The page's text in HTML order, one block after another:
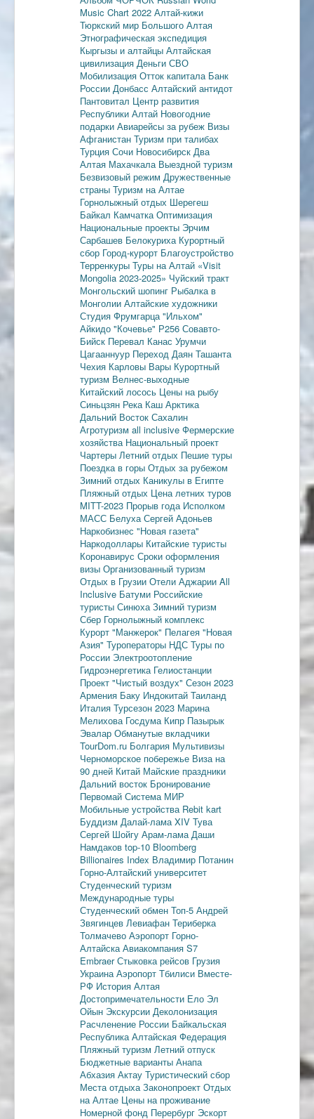
Music Chart 2022 Алтай-кижи
Тюркский мир Большого Алтая
Этнографическая экспедиция
Кыргызы и алтайцы Алтайская
цивилизация Деньги СВО
Мобилизация Отток капитала Банк
России Донбасс Алтайский антидот
Пантовитал Центр развития
Республики Алтай Новогодние
подарки Авиарейсы за рубеж Визы
Афганистан Туризм при талибах
Турция Сочи Новосибирск Два
Алтая Махачкала Выездной туризм
Безвизовый режим Дружественные
страны Туризм на Алтае
Горнолыжный отдых Шерегеш
Байкал Камчатка Оптимизация
Национальные проекты Эрчим
Сарбашев Белокуриха Курортный
сбор Город-курорт Благоустройство
Терренкуры Туры на Алтай «Visit
Mongolia 2023-2025» Чуйский тракт
Монгольский шопинг Рыбалка в
Монголии Алтайские художники
Студия Фрумгарца "Ильхом"
Айкидо "Кочевье" Р256 Совавто-
Бийск Перевал Канас Урумчи
Цагааннуур Переход Даян Ташанта
Чехия Карловы Вары Курортный
туризм Велнес-выходные
Китайский лосось Цены на рыбу
Синьцзян Река Каш Арктика
Дальний Восток Сахалин
Агротуризм all inclusive Фермерские
хозяйства Национальный проект
Чартеры Летний отдых Пешие туры
Поездка в горы Отдых за рубежом
Зимний отдых Каникулы в Египте
Пляжный отдых Цена летних туров
MITT-2023 Прорыв года Исполком
МАСС Белуха Сергей Адоньев
Наркобизнес "Новая газета"
Наркодоллары Китайские туристы
Коронавирус Сроки оформления
визы Организованный туризм
Отдых в Грузии Отели Аджарии All
Inclusive Батуми Российские
туристы Синюха Зимний туризм
Сбер Горнолыжный комплекс
Курорт "Манжерок" Пелагея "Новая
Азия" Туроператоры НДС Туры по
России Электроотопление
Гидроэнергетика Гелиостанции
Проект "Чистый воздух" Сезон 2023
Армения Баку Индокитай Таиланд
Италия Турсезон 2023 Марина
Мелихова Госдума Кипр Пазырык
Эвалар Обманутые вкладчики
TourDom.ru Болгария Мультивизы
Черноморское побережье Виза на
90 дней Китай Майские праздники
Дальний восток Бронирование
Первомай Система МИР
Мобильные устройства Rebit kart
Буддизм Далай-лама XIV Тува
Сергей Шойгу Арам-лама Даши
Намдаков top-10 Bloomberg
Billionaires Index Владимир Потанин
Горно-Алтайский университет
Студенческий туризм
Международные туры
Студенческий обмен Топ-5 Андрей
Звягинцев Левиафан Териберка
Толмачево Аэропорт Горно-
Алтайска Авиакомпания S7
EmbraerСтыковка рейсов Грузия
Украина Аэропорт Тбилиси Вместе-
РФ История Алтая
Достопримечательности Ело Эл
Ойын Экскурсии Деколонизация
Расчленение России Байкальская
Республика Алтайская Федерация
Пляжный туризм Летний отпуск
Бюджетные варианты Анапа
Абхазия Актау Туристический сбор
Места отдыха Законопроект Отдых
на Алтае Цены на проживание
Номерной фонд Перербург Эскорт